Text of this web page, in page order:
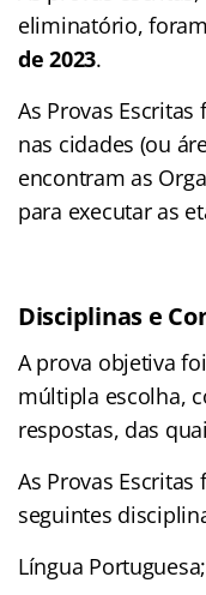
eliminatório,
de 2023.
As Provas
nas cidades (ou
encontram as
para executar as
Disciplinas e
A prova objetiva
múltipla escolha,
respostas, das
As Provas
seguintes
Língua Portuguesa;